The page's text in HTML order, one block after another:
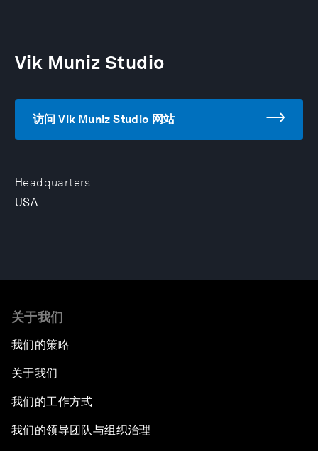
Headquarters
USA
Vik Muniz Studio
访问 Vik Muniz Studio 网站
关于我们
我们的策略
关于我们
我们的工作方式
我们的领导团队与组织治理